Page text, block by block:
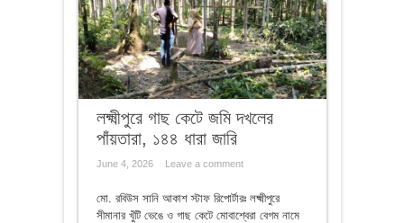
লক্ষ্মীপুরে গাছ কেটে জমি দখলের
পাঁয়তারা, ১৪৪ ধারা জারি
June 4, 2026 Leave a comment
মো. রবিউস সানি আকাশ স্টাফ রিপোর্টারঃ লক্ষ্মীপুরে
সীমানার খুঁটি ভেঙে ও গাছ কেটে মোবাশ্বেরা বেগম নামে